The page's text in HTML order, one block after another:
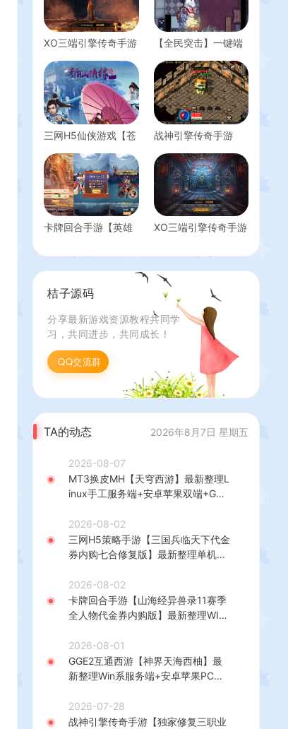
XO三端引擎传奇手游
击】最新整理Win系
服务端+PC安卓苹果
三端+加密工具+详细
搭建教程
【全民突击】一键端
程
三网H5仙侠游戏【苍
最新整理Win系一键
即玩服务端+GM授权
后台+详细搭建教程
战神引擎传奇手游
3.1]】最新整理Win系
复古服务端+安卓苹
果双端+GM授权后台
+详细搭建教程
卡牌回合手游【英雄
版】最新整理单机一
键即玩镜像端+Linux
果双端+管理后台
+CDK授权后台+详细
搭建教程+全套源码
XO三端引擎传奇手游
雄版本】最新整理
WIN系复古服务端
+PC安卓苹果三端互
通+详细搭建教程
桔子源码
分享最新游戏资源教程共同学
习，共同进步，共同成长！
QQ交流群
TA的动态 2026年8月7日 星期五
2026-08-07
MT3换皮MH【天穹西游】最新整理L
inux手工服务端+安卓苹果双端+GM
教程
2026-08-02
三网H5策略手游【三国兵临天下代金
券内购七合修复版】最新整理单机一
理后台+GM授权后台+简易安卓客户
端+详细搭建教程+视频教程
2026-08-02
卡牌回合手游【山海经异兽录11赛季
全人物代金券内购版】最新整理WIN
+热更修改工具+安卓+详细搭建教程
2026-08-01
GGE2互通西游【神界天海西柚】最
新整理Win系服务端+安卓苹果PC三
建教程
2026-07-28
战神引擎传奇手游【独家修复三职业